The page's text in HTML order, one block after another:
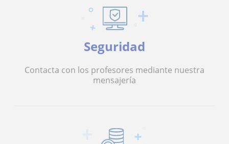
Seguridad
Contacta con los profesores mediante nuestra
mensajería